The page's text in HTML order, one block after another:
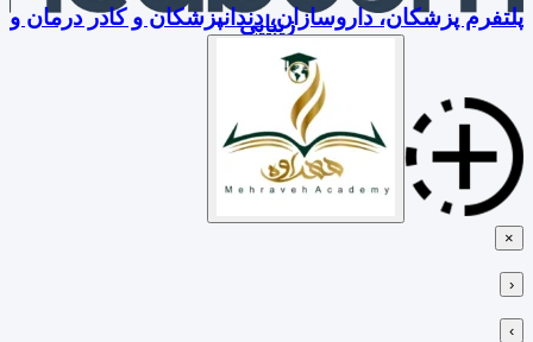
پلتفرم پزشکان، داروسازان، دندانپزشکان و کادر درمان و
زیبایی
×
‹
›